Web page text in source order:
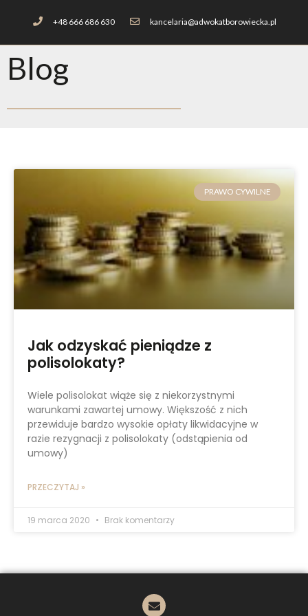
+48 666 686 630 kancelaria@adwokatborowiecka.pl
Blog
PRAWO CYWILNE
Jak odzyskać pieniądze z
polisolokaty?
Wiele polisolokat wiąże się z niekorzystnymi
warunkami zawartej umowy. Większość z nich
przewiduje bardzo wysokie opłaty likwidacyjne w
razie rezygnacji z polisolokaty (odstąpienia od
umowy)
PRZECZYTAJ »
19 marca 2020 Brak komentarzy